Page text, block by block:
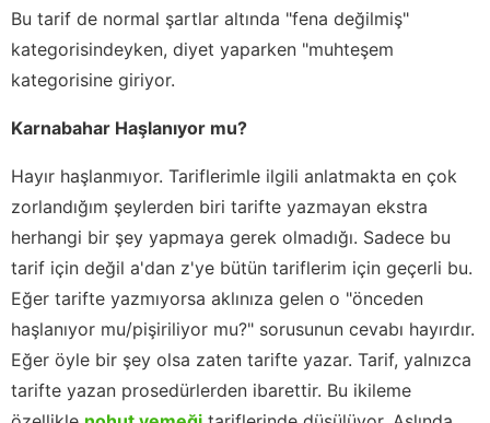
Bu tarif de normal şartlar altında "fena değilmiş"
kategorisindeyken, diyet yaparken "muhteşem
kategorisine giriyor.
Karnabahar Haşlanıyor mu?
Hayır haşlanmıyor. Tariflerimle ilgili anlatmakta en çok
zorlandığım şeylerden biri tarifte yazmayan ekstra
herhangi bir şey yapmaya gerek olmadığı. Sadece bu
tarif için değil a'dan z'ye bütün tariflerim için geçerli bu.
Eğer tarifte yazmıyorsa aklınıza gelen o "önceden
haşlanıyor mu/pişiriliyor mu?" sorusunun cevabı hayırdır.
Eğer öyle bir şey olsa zaten tarifte yazar. Tarif, yalnızca
tarifte yazan prosedürlerden ibarettir. Bu ikileme